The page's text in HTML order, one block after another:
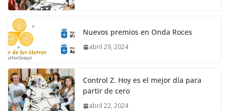
Nuevos premios en Onda Roces
abril 29, 2024
Control Z. Hoy es el mejor día para
partir de cero
abril 22, 2024